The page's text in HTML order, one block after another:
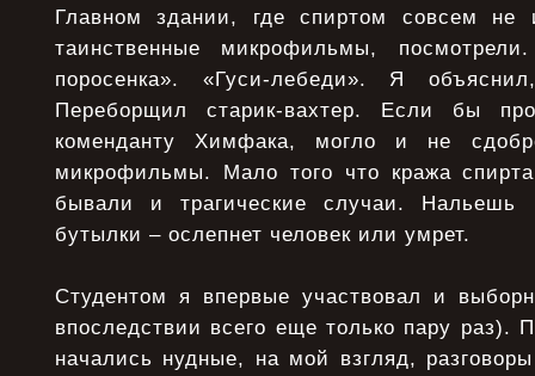
Главном здании, где спиртом совсем не
таинственные микрофильмы,
поросенка». «Гуси-лебеди». Я
Переборщил старик-вахтер. Если бы
коменданту Химфака, могло и не
микрофильмы. Мало того что кража
бывали и трагические случаи.
бутылки – ослепнет человек или умрет.
Студентом я впервые участвовал и
впоследствии всего еще только пару раз).
начались нудные, на мой взгляд,